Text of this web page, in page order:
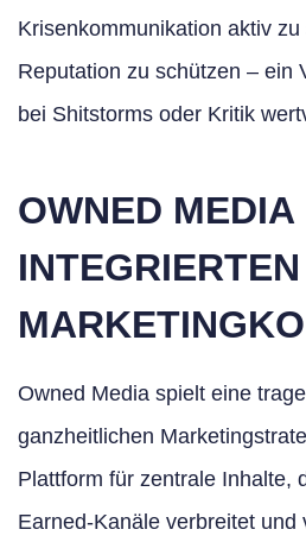
Krisenkommunikation aktiv
Reputation zu schützen – ein
bei Shitstorms oder Kritik
OWNED MEDIA
INTEGRIERTEN
Owned Media spielt eine
ganzheitlichen
Plattform für zentrale Inhalte,
Earned-Kanäle verbreitet und